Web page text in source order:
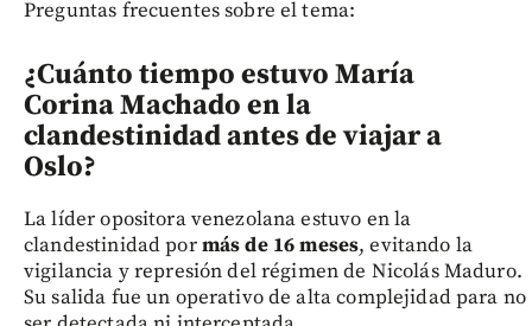
Preguntas frecuentes sobre el tema:
¿Cuánto tiempo estuvo María
Corina Machado en la
clandestinidad antes de viajar a
Oslo?
La líder opositora venezolana estuvo en la
clandestinidad pormás de 16 meses, evitando la
vigilancia y represión del régimen de Nicolás Maduro.
Su salida fue un operativo de alta complejidad para no